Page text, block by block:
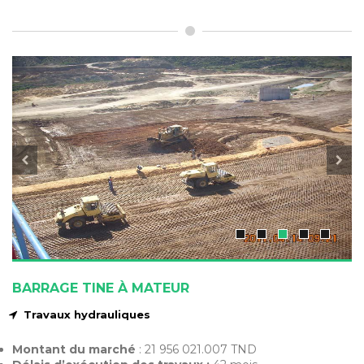
BARRAGE TINE À MATEUR
Travaux hydrauliques
Montant du marché : 21 956 021.007 TND